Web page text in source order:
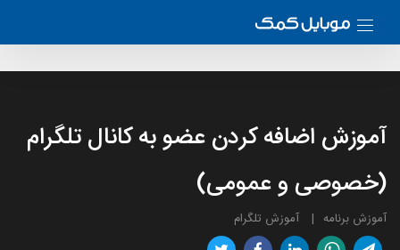
آموزش اضافه کردن عضو به کانال تلگرام
(خصوصی و عمومی)
آموزش برنامه آموزش تلگرام